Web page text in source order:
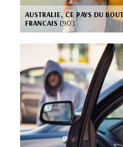
AUSTRALIE, CE PAYS DU
FRANCAIS [90’]